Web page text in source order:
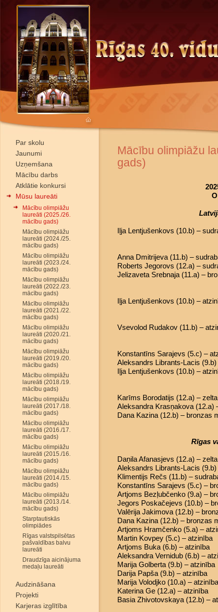
Par skolu
Jaunumi
Uzņemšana
Mācību darbs
Atklātie konkursi
Mūsu laureāti
Mācību olimpiāžu
laureāti (2025./26.
mācību gads)
Mācību olimpiāžu
laureāti (2024./25.
mācību gads)
Mācību olimpiāžu
laureāti (2023./24.
mācību gads)
Mācību olimpiāžu
laureāti (2022./23.
mācību gads)
Mācību olimpiāžu
laureāti (2021./22.
mācību gads)
Mācību olimpiāžu
laureāti (2020./21.
mācību gads)
Mācību olimpiāžu
laureāti (2019./20.
mācību gads)
Mācību olimpiāžu
laureāti (2018./19.
mācību gads)
Mācību olimpiāžu
laureāti (2017./18.
mācību gads)
Mācību olimpiāžu
laureāti (2016./17.
mācību gads)
Mācību olimpiāžu
laureāti (2015./16.
mācību gads)
Mācību olimpiāžu
laureāti (2014./15.
mācību gads)
Mācību olimpiāžu
laureāti (2013./14.
mācību gads)
Starptautiskās
olimpiādes
Rīgas valstspilsētas
pašvaldības balvu
laureāti
Draudzīga aicinājuma
medaļu laureāti
Audzināšana
Projekti
Karjeras izglītība
Mācību olimpiāžu
gads)
Iļja Lentjušenkovs (10.b) –
Anna Dmitrijeva (11.b) –
Roberts Jegorovs (12.a) –
Jelizaveta Srebnaja (11.a) –
Iļja Lentjušenkovs (10.b) –
Vsevolod Rudakov (11.b) –
Konstantīns Sarajevs (5.c) –
Aleksandrs Librants-Lacis
Iļja Lentjušenkovs (10.b) –
Karīms Borodatijs (12.a) –
Aleksandra Krasņakova (12.a)
Dana Kazina (12.b) – bronzas
Rīgas
Daņila Afanasjevs (12.a) –
Aleksandrs Librants-Lacis
Klimentijs Rečs (11.b) –
Konstantīns Sarajevs (5.c) –
Artjoms Bezļubčenko (9.a) –
Jegors Poskačejevs (10.b) –
Valērija Jakimova (12.b) –
Dana Kazina (12.b) – bronzas
Artjoms Hramčenko (5.a) –
Martin Kovpey (5.c) – atzinība
Artjoms Buka (6.b) – atzinība
Aleksandra Vernidub (6.b) –
Marija Golberta (9.b) – atzinība
Darija Papša (9.b) – atzinība
Marija Volodjko (10.a) – atzinība
Katerina Ge (12.a) – atzinība
Basia Zhivotovskaya (12.b) –